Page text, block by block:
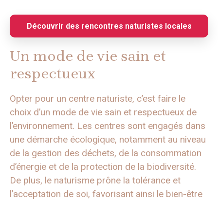
Découvrir des rencontres naturistes locales
Un mode de vie sain et
respectueux
Opter pour un centre naturiste, c’est faire le
choix d’un mode de vie sain et respectueux de
l’environnement. Les centres sont engagés dans
une démarche écologique, notamment au niveau
de la gestion des déchets, de la consommation
d’énergie et de la protection de la biodiversité.
De plus, le naturisme prône la tolérance et
l’acceptation de soi, favorisant ainsi le bien-être